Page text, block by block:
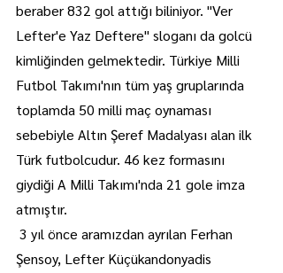
beraber 832 gol attığı biliniyor. "Ver
Lefter'e Yaz Deftere" sloganı da golcü
kimliğinden gelmektedir. Türkiye Milli
Futbol Takımı'nın tüm yaş gruplarında
toplamda 50 milli maç oynaması
sebebiyle Altın Şeref Madalyası alan ilk
Türk futbolcudur. 46 kez formasını
giydiği A Milli Takımı'nda 21 gole imza
atmıştır.
3 yıl önce aramızdan ayrılan Ferhan
Şensoy, Lefter Küçükandonyadis